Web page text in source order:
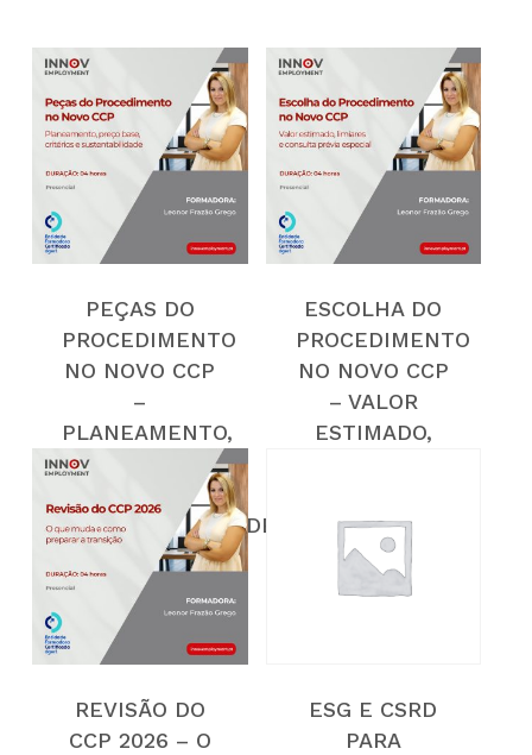
PEÇAS DO
PROCEDIMENTO
NO NOVO CCP
–
PLANEAMENTO,
PREÇO BASE,
CRITÉRIOS E
SUSTENTABILIDADE
ESCOLHA DO
PROCEDIMENTO
NO NOVO CCP
– VALOR
ESTIMADO,
PRÉVIA
ESPECIAL
REVISÃO DO
CCP 2026 – O
ESG E CSRD
PARA